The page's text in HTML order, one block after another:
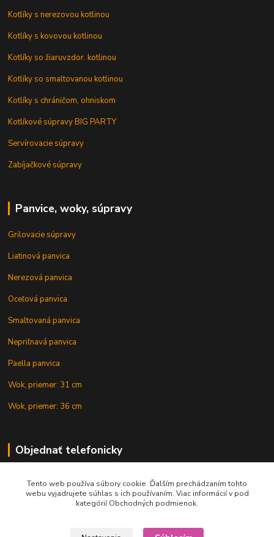
Kotlíky s nerezovou kotlinou
Kotlíky s kovovou kotlinou
Kotlíky so žiaruvzdor. kotlinou
Kotlíky so smaltovanou kotlinou
Kotlíky s chráničom, ohniskom
Kotlíkové súpravy BIG PARTY
Servírovacie súpravy
Zabíjačkové súpravy
Panvice, woky, súpravy
Grilovacie súpravy
Liatinová panvica
Nerezová panvica
Oceľová panvica
Smaltovaná panvica
Nepriľnavá panvica
Paella panvica
Wok, priemer: 31 cm
Wok, priemer: 36 cm
Objednať telefonicky
+421 902 212 007
Tento web používa súbory cookie. Ďalším prechádzaním tohto
webu vyjadrujete súhlas s ich používaním. Viac informácií v pod
kategórií Obchodných podmienok.